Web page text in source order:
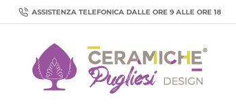
ASSISTENZA TELEFONICA DALLE ORE 9 ALLE ORE 18